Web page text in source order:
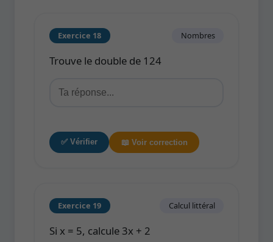
Exercice 18 Nombres
Trouve le double de 124
✅ Vérifier 📖 Voir correction
Exercice 19 Calcul littéral
Si x = 5, calcule 3x + 2